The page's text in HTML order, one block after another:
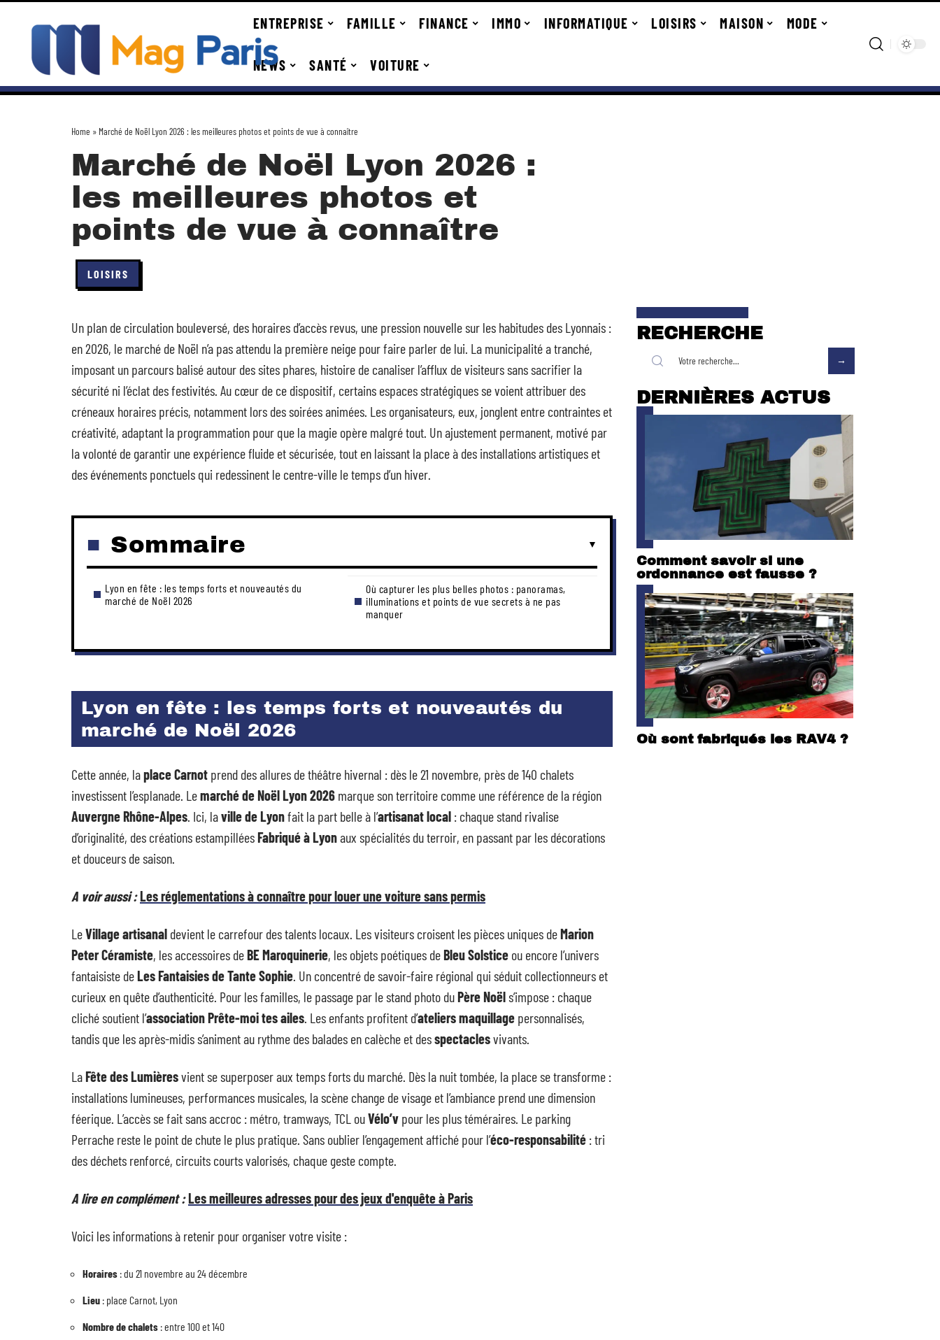
ENTREPRISE FAMILLE FINANCE IMMO INFORMATIQUE LOISIRS MAISON MODE
NEWS SANTÉ VOITURE
Home » Marché de Noël Lyon 2026 : les meilleures photos et points de vue à connaître
Marché de Noël Lyon 2026 :
les meilleures photos et
points de vue à connaître
LOISIRS
Un plan de circulation bouleversé, des horaires d’accès revus, une pression nouvelle sur les habitudes des Lyonnais :
en 2026, le marché de Noël n’a pas attendu la première neige pour faire parler de lui. La municipalité a tranché,
imposant un parcours balisé autour des sites phares, histoire de canaliser l’afflux de visiteurs sans sacrifier la
sécurité ni l’éclat des festivités. Au cœur de ce dispositif, certains espaces stratégiques se voient attribuer des
créneaux horaires précis, notamment lors des soirées animées. Les organisateurs, eux, jonglent entre contraintes et
créativité, adaptant la programmation pour que la magie opère malgré tout. Un ajustement permanent, motivé par
la volonté de garantir une expérience fluide et sécurisée, tout en laissant la place à des installations artistiques et
des événements ponctuels qui redessinent le centre-ville le temps d’un hiver.
Sommaire
Lyon en fête : les temps forts et nouveautés du
marché de Noël 2026
Où capturer les plus belles photos : panoramas,
illuminations et points de vue secrets à ne pas
manquer
Lyon en fête : les temps forts et nouveautés du
marché de Noël 2026
Cette année, laplace Carnot prend des allures de théâtre hivernal : dès le 21 novembre, près de 140 chalets
investissent l’esplanade. Lemarché de Noël Lyon 2026 marque son territoire comme une référence de la région
Auvergne Rhône-Alpes. Ici, laville de Lyonfait la part belle à l’artisanat local : chaque stand rivalise
d’originalité, des créations estampilléesFabriqué à Lyonaux spécialités du terroir, en passant par les décorations
et douceurs de saison.
A voir aussi :Les réglementations à connaître pour louer une voiture sans permis
LeVillage artisanal devient le carrefour des talents locaux. Les visiteurs croisent les pièces uniques deMarion
Peter Céramiste, les accessoires deBE Maroquinerie, les objets poétiques deBleu Solstice ou encore l’univers
fantaisiste deLes Fantaisies de Tante Sophie. Un concentré de savoir-faire régional qui séduit collectionneurs et
curieux en quête d’authenticité. Pour les familles, le passage par le stand photo duPère Noëls’impose : chaque
cliché soutient l’association Prête-moi tes ailes. Les enfants profitent d’ateliers maquillage personnalisés,
tandis que les après-midis s’animent au rythme des balades en calèche et desspectaclesvivants.
LaFête des Lumièresvient se superposer aux temps forts du marché. Dès la nuit tombée, la place se transforme :
installations lumineuses, performances musicales, la scène change de visage et l’ambiance prend une dimension
féerique. L’accès se fait sans accroc : métro, tramways, TCL ouVélo’v pour les plus téméraires. Le parking
Perrache reste le point de chute le plus pratique. Sans oublier l’engagement affiché pour l’éco-responsabilité : tri
des déchets renforcé, circuits courts valorisés, chaque geste compte.
A lire en complément :Les meilleures adresses pour des jeux d'enquête à Paris
Voici les informations à retenir pour organiser votre visite :
Horaires : du 21 novembre au 24 décembre
Lieu : place Carnot, Lyon
Nombre de chalets : entre 100 et 140
RECHERCHE
DERNIÈRES ACTUS
Comment savoir si une
ordonnance est fausse ?
Où sont fabriqués les RAV4 ?